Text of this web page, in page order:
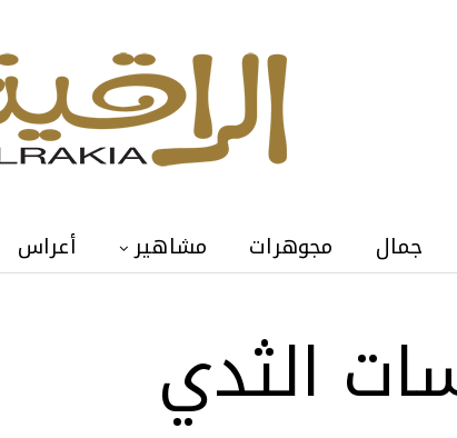
جمال مجوهرات مشاهير أعراس
الثدي